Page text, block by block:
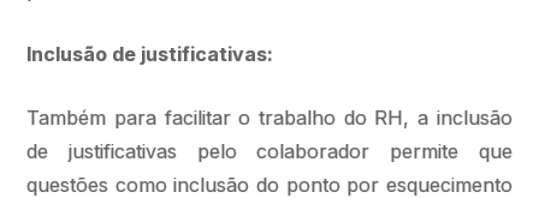
Inclusão de justificativas:
Também para facilitar o trabalho do RH, a inclusão
de justificativas pelo colaborador permite que
questões como inclusão do ponto por esquecimento